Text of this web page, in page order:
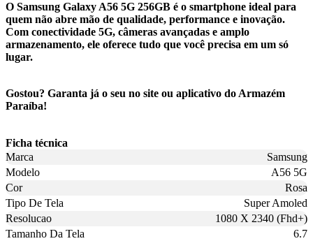
O Samsung Galaxy A56 5G 256GB é o smartphone ideal para
quem não abre mão de qualidade, performance e inovação.
Com conectividade 5G, câmeras avançadas e amplo
armazenamento, ele oferece tudo que você precisa em um só
lugar.
Gostou? Garanta já o seu no site ou aplicativo do Armazém
Paraíba!
Ficha técnica
Marca
Samsung
Modelo
A56 5G
Cor
Rosa
Tipo De Tela
Super Amoled
Resolucao
1080 X 2340 (Fhd+)
Tamanho Da Tela
6.7